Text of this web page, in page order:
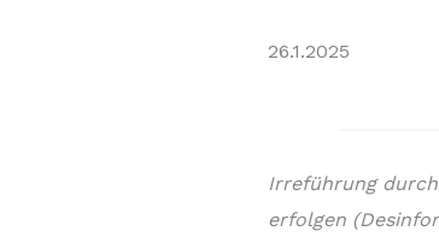
26.1.2025
Irreführung
erfolgen